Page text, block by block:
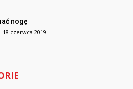
nogę
18 czerwca 2019